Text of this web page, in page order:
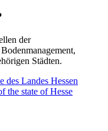
der
Städten.
des Landes Hessen
the state of Hesse